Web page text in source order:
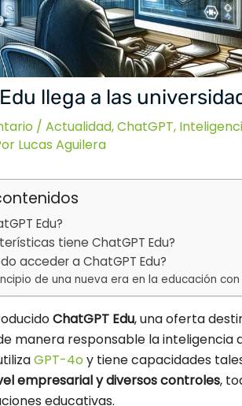
llega a las
/ Actualidad,ChatGPT,
Lucas Aguilera
Edu?
tiene ChatGPT Edu?
acceder a ChatGPT Edu?
de una nueva era en la educación
ChatGPT Edu, una oferta
manera responsable la inteligencia
GPT-4oy tiene capacidades
empresarial y diversos controles,
educativas.